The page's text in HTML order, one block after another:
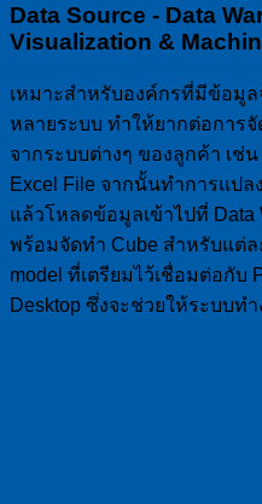
Data Source - Data
Visualization &
เหมาะสำหรับองค์กรที่มีข้อมู
หลายระบบ ทำให้ยากต่อการ
จากระบบต่างๆ ของลูกค้า เช่น
Excel File จากนั้นทำการแป
แล้วโหลดข้อมูลเข้าไปที่ Data
พร้อมจัดทำ Cube สำหรับแต่ล
model ที่เตรียมไว้เชื่อมต่อกับ
Desktop ซึ่งจะช่วยให้ระบบท